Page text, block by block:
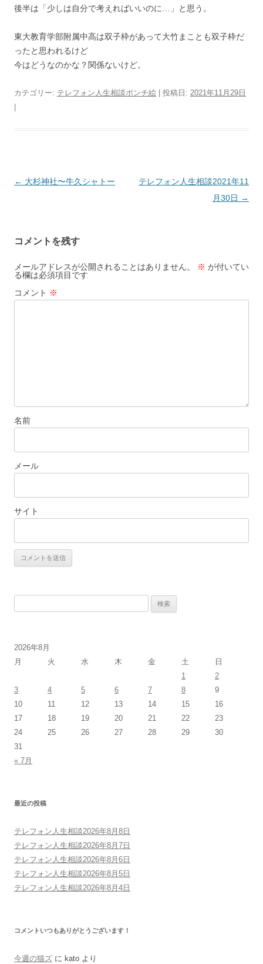
後半は「少しは自分で考えればいいのに…」と思う。
東大教育学部附属中高は双子枠があって大竹まことも双子枠だ
ったと思われるけど
今はどうなのかな？関係ないけど。
カテゴリー: テレフォン人生相談ポンチ絵 | 投稿日: 2021年11月29日
投
ゲ
ー
シ
ョ
← 大杉神社〜牛久シャトー
テレフォン人生相談2021年11
月30日 →
コメントを残す
メールアドレスが公開されることはありません。 ※ が付いてい
る欄は必須項目です
コメント ※
名前
メール
サイト
2026年8月
月
火 水 木 金 土
日
1
2
3
4 5 6 7 8
9
10
11 12 13 14 15
16
17
18 19 20 21 22
23
24
25 26 27 28 29
30
31
« 7月
最近の投稿
テレフォン人生相談2026年8月8日
テレフォン人生相談2026年8月7日
テレフォン人生相談2026年8月6日
テレフォン人生相談2026年8月5日
テレフォン人生相談2026年8月4日
コメントいつもありがとうございます！
今週の猫ズ に kato より